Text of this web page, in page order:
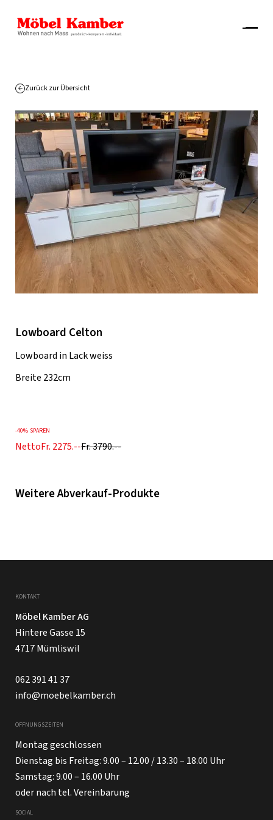
Zurück zur Übersicht
Lowboard Celton
Lowboard in Lack weiss
Breite 232cm
-40% SPAREN
NettoFr. 2275.--Fr. 3790.--
Weitere Abverkauf-Produkte
KONTAKT
Möbel Kamber AG
Hintere Gasse 15
4717 Mümliswil
062 391 41 37
info@moebelkamber.ch
ÖFFNUNGSZEITEN
Montag geschlossen
Dienstag bis Freitag: 9.00 – 12.00 / 13.30 – 18.00 Uhr
Samstag: 9.00 – 16.00 Uhr
oder nach tel. Vereinbarung
SOCIAL